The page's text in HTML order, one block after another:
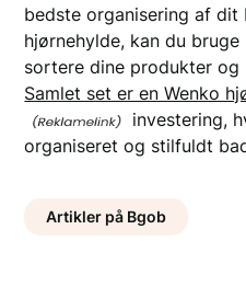
bedste organisering af
hjørnehylde, kan du
sortere dine produkter og
Samlet set er en Wenko
investering,
organiseret og stilfuldt
Artikler på Bgob